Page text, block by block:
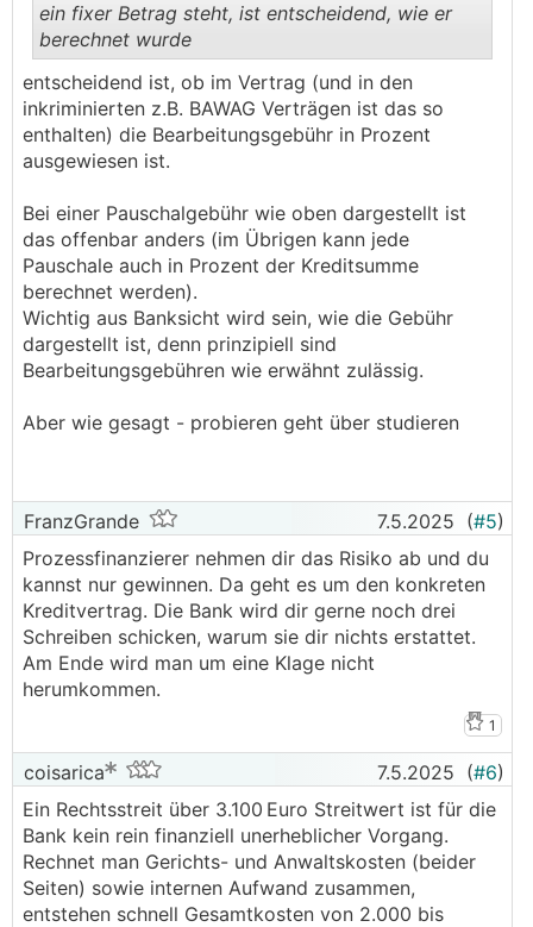
..
ein fixer Betrag steht, ist entscheidend, wie er
berechnet wurde
entscheidend ist, ob im Vertrag (und in den
inkriminierten z.B. BAWAG Verträgen ist das so
enthalten) die Bearbeitungsgebühr in Prozent
ausgewiesen ist.
Bei einer Pauschalgebühr wie oben dargestellt ist
das offenbar anders (im Übrigen kann jede
Pauschale auch in Prozent der Kreditsumme
berechnet werden).
Wichtig aus Banksicht wird sein, wie die Gebühr
dargestellt ist, denn prinzipiell sind
Bearbeitungsgebühren wie erwähnt zulässig.
Aber wie gesagt - probieren geht über studieren
FranzGrande 7.5.2025 (#5)
Prozessfinanzierer nehmen dir das Risiko ab und du
kannst nur gewinnen. Da geht es um den konkreten
Kreditvertrag. Die Bank wird dir gerne noch drei
Schreiben schicken, warum sie dir nichts erstattet.
Am Ende wird man um eine Klage nicht
herumkommen.
1
coisarica 7.5.2025 (#6)
Ein Rechtsstreit über 3.100 Euro Streitwert ist für die
Bank kein rein finanziell unerheblicher Vorgang.
Rechnet man Gerichts- und Anwaltskosten (beider
Seiten) sowie internen Aufwand zusammen,
entstehen schnell Gesamtkosten von 2.000 bis